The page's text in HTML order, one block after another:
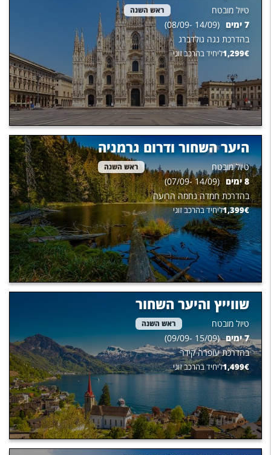
טיול מובטח ראש השנה
7 ימים (
14/09
-
08/09
)
בהדרכת נגה גולדברג
1,299€ ליחיד בהרכב זוגי
היער השחור ודרום גרמניה
טיול מובטח ראש השנה
8ימים (
14/09
-
07/09
)
בהדרכת חמדה נחמה הרועה
1,399€ ליחיד בהרכב זוגי
שווייץ והיער השחור
טיול מובטח ראש השנה
7ימים (
15/09
-
09/09
)
בהדרכת עופרה קידר
1,499€ ליחיד בהרכב זוגי